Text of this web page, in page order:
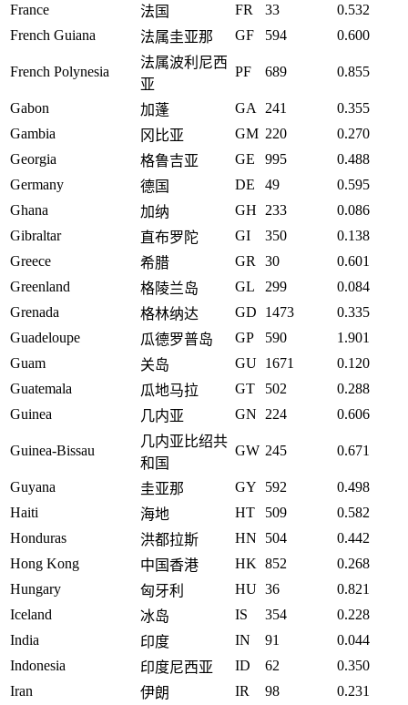
France
法国 FR 33
0.532
French Guiana
法属圭亚那 GF 594 0.600
French Polynesia
法属波利尼西
亚
PF 689 0.855
Gabon 加蓬 GA 241
0.355
Gambia
冈比亚 GM 220
0.270
Georgia
格鲁吉亚 GE 995
0.488
Germany
德国 DE 49
0.595
Ghana
加纳 GH 233
0.086
Gibraltar
直布罗陀 GI 350
0.138
Greece
希腊 GR 30
0.601
Greenland
格陵兰岛 GL 299
0.084
Grenada
格林纳达 GD 1473
0.335
Guadeloupe
瓜德罗普岛 GP 590
1.901
Guam
关岛 GU 1671
0.120
Guatemala
瓜地马拉 GT 502
0.288
Guinea
几内亚 GN 224 0.606
Guinea-Bissau
几内亚比绍共
和国
GW 245 0.671
Guyana 圭亚那 GY 592
0.498
Haiti
海地 HT 509
0.582
Honduras
洪都拉斯 HN 504
0.442
Hong Kong
中国香港 HK 852
0.268
Hungary
匈牙利 HU 36
0.821
Iceland
冰岛 IS 354
0.228
India
印度 IN 91
0.044
Indonesia
印度尼西亚 ID 62
0.350
Iran
伊朗 IR 98
0.231